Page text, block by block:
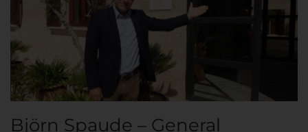
Björn Spaude – General